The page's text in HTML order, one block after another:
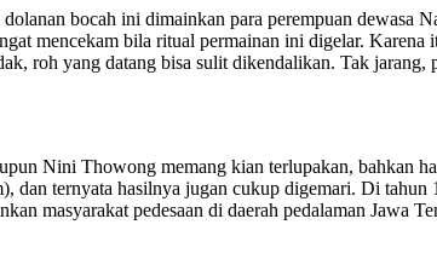
bocah ini dimainkan para perempuan dewasa
mencekam bila ritual permainan ini digelar.
roh yang datang bisa sulit dikendalikan. Tak
Nini Thowong memang kian terlupakan, bahkan
dan ternyata hasilnya jugan cukup digemari. Di
masyarakat pedesaan di daerah pedalaman Jawa